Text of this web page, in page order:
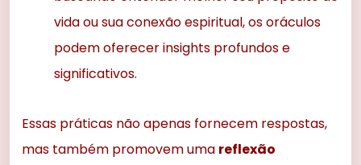
vida ou sua conexão espiritual, os oráculos
podem oferecer insights profundos e
significativos.
Essas práticas não apenas fornecem respostas,
mas também promovem uma reflexão